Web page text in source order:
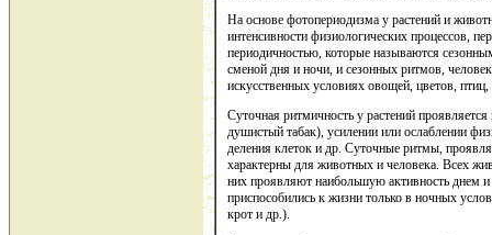
На основе фотопериодизма у растений и
интенсивности физиологических процессов,
периодичностью, которые называются
сменой дня и ночи, и сезонных ритмов,
искусственных условиях овощей, цветов,
Суточная ритмичность у растений
душистый табак), усилении или ослаблении
деления клеток и др. Суточные ритмы,
характерны для животных и человека. Всех
них проявляют наибольшую активность
приспособились к жизни только в ночных
крот и др.).